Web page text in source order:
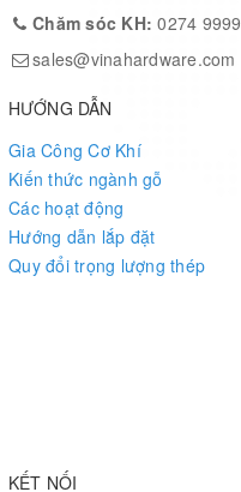
Chăm sóc KH:0274
sales@vinahardware.com
HƯỚNG DẪN
Gia Công Cơ Khí
Kiến thức ngành gỗ
Các hoạt động
Hướng dẫn lắp đặt
Quy đổi trọng lượng thép
KẾT NỐI